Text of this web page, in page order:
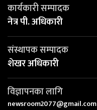
कार्यकारी सम्पादक
नेत्र पी. अधिकारी
संस्थापक सम्पादक
शेखर अधिकारी
विज्ञापनका लागि
newsroom2077@gmail.com